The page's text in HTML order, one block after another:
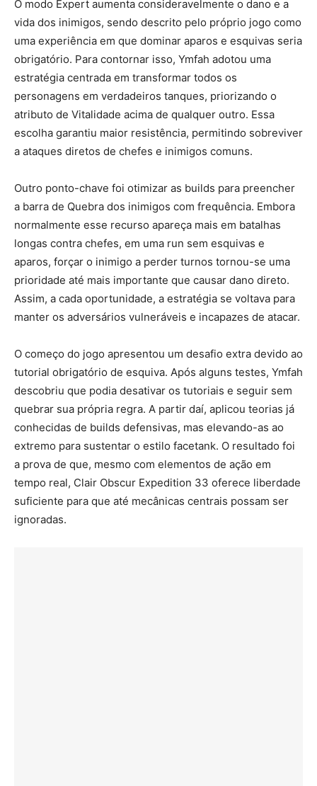
O modo Expert aumenta consideravelmente o dano e a
vida dos inimigos, sendo descrito pelo próprio jogo como
uma experiência em que dominar aparos e esquivas seria
obrigatório. Para contornar isso, Ymfah adotou uma
estratégia centrada em transformar todos os
personagens em verdadeiros tanques, priorizando o
atributo de Vitalidade acima de qualquer outro. Essa
escolha garantiu maior resistência, permitindo sobreviver
a ataques diretos de chefes e inimigos comuns.
Outro ponto-chave foi otimizar as builds para preencher
a barra de Quebra dos inimigos com frequência. Embora
normalmente esse recurso apareça mais em batalhas
longas contra chefes, em uma run sem esquivas e
aparos, forçar o inimigo a perder turnos tornou-se uma
prioridade até mais importante que causar dano direto.
Assim, a cada oportunidade, a estratégia se voltava para
manter os adversários vulneráveis e incapazes de atacar.
O começo do jogo apresentou um desafio extra devido ao
tutorial obrigatório de esquiva. Após alguns testes, Ymfah
descobriu que podia desativar os tutoriais e seguir sem
quebrar sua própria regra. A partir daí, aplicou teorias já
conhecidas de builds defensivas, mas elevando-as ao
extremo para sustentar o estilo facetank. O resultado foi
a prova de que, mesmo com elementos de ação em
tempo real, Clair Obscur Expedition 33 oferece liberdade
suficiente para que até mecânicas centrais possam ser
ignoradas.